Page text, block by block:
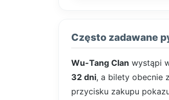
Często zadawane
Wu-Tang Clan wystąpi
32 dni, a bilety obecnie
przycisku zakupu